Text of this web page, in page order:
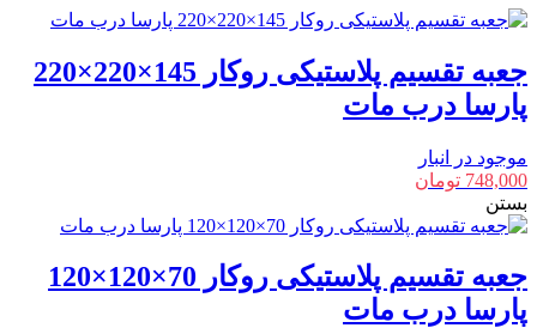
درب
عدد
جعبه تقسیم پلاستیکی روکار 145×220×220
پارسا درب مات
موجود در انبار
748,000 تومان
بستن
جعبه تقسیم پلاستیکی روکار 70×120×120
پارسا درب مات